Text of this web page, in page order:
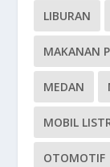
LIBURAN
MAKANAN
MEDAN
MOBIL
OTOMOTIF